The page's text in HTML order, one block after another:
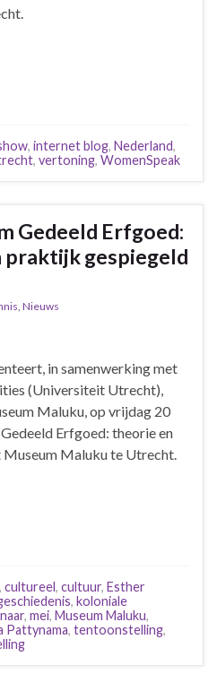
, internet blog, Nederland,
, vertoning, WomenSpeak
Gedeeld Erfgoed:
praktijk gespiegeld
, Nieuws
in samenwerking met
(Universiteit Utrecht),
Maluku, op vrijdag 20
Erfgoed: theorie en
Museum Maluku te Utrecht.
, cultureel, cultuur, Esther
, koloniale
, mei, Museum Maluku,
Pattynama, tentoonstelling,